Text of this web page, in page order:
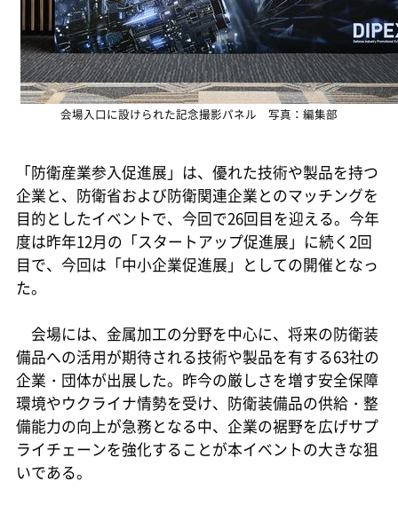
会場入口に設けられた記念撮影パネル 写真：編集部
「防衛産業参入促進展」は、優れた技術や製品を持つ
企業と、防衛省および防衛関連企業とのマッチングを
目的としたイベントで、今回で26回目を迎える。今年
度は昨年12月の「スタートアップ促進展」に続く2回
目で、今回は「中小企業促進展」としての開催となっ
た。
会場には、金属加工の分野を中心に、将来の防衛装
備品への活用が期待される技術や製品を有する63社の
企業・団体が出展した。昨今の厳しさを増す安全保障
環境やウクライナ情勢を受け、防衛装備品の供給・整
備能力の向上が急務となる中、企業の裾野を広げサプ
ライチェーンを強化することが本イベントの大きな狙
いである。